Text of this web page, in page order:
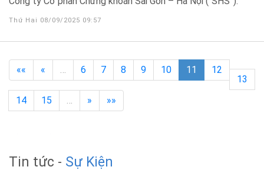
Thứ Hai 08/09/2025 09:57
«« « … 6 7 8 9 10 11
12
13
14
15 … » »»
Tin tức - Sự Kiện